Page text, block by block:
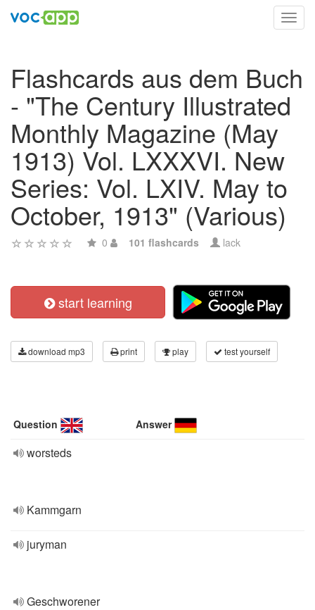
Flashcards aus dem Buch
- "The Century Illustrated
Monthly Magazine (May
1913) Vol. LXXXVI. New
Series: Vol. LXIV. May to
October, 1913" (Various)
0 101 flashcards lack
start learning
download mp3 print play test yourself
Question Answer
worsteds
Kammgarn
juryman
Geschworener